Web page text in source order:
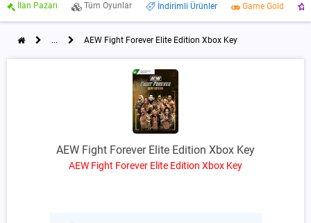
İlan Pazarı Tüm Oyunlar İndirimli Ürünler Game Gold
... AEW Fight Forever Elite Edition Xbox Key
AEW Fight Forever Elite Edition Xbox Key
AEW Fight Forever Elite Edition Xbox Key